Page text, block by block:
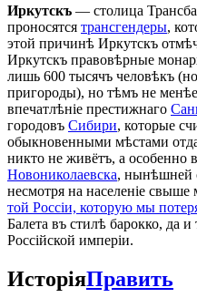
Иркутскъ — столица
проносятся трансгендеры,
этой причинѣ Иркутскъ
Иркутскъ правовѣрные
лишь 600 тысячъ человѣкъ
пригороды), но тѣмъ не
впечатлѣніе престижнаго
городовъ Сибири, которые
обыкновенными мѣстами
никто не живётъ, а особенно
Новониколаевска, нынѣшней
несмотря на населеніе свыше
той Россіи, которую мы
Балета въ стилѣ барокко, да
Россійской имперіи.
ИсторіяПравить